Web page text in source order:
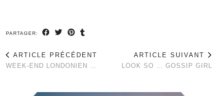
PARTAGER:
ARTICLE PRÉCÉDENT
WEEK-END LONDONIEN …
ARTICLE SUIVANT
LOOK SO … GOSSIP GIRL